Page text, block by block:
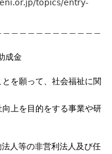
topics/entry-
成金
を願って、社会福祉に関
上を目的をする事業や研
人等の非営利法人及び任